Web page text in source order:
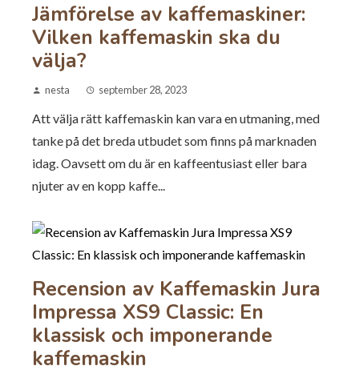
Jämförelse av kaffemaskiner:
Vilken kaffemaskin ska du
välja?
nesta september 28, 2023
Att välja rätt kaffemaskin kan vara en utmaning, med
tanke på det breda utbudet som finns på marknaden
idag. Oavsett om du är en kaffeentusiast eller bara
njuter av en kopp kaffe...
Recension av Kaffemaskin Jura
Impressa XS9 Classic: En
klassisk och imponerande
kaffemaskin